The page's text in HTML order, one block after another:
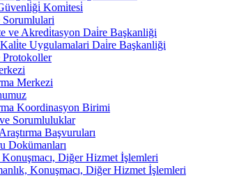
Komi̇tesi̇
ve Akredi̇tasyon Dai̇re Başkanliği
Uygulamalari Dai̇re Başkanliği
Merkezi
Koordinasyon Birimi
Sorumluluklar
Başvuruları
Dokümanları
Konuşmacı, Diğer Hizmet İşlemleri
Konuşmacı, Diğer Hizmet İşlemleri